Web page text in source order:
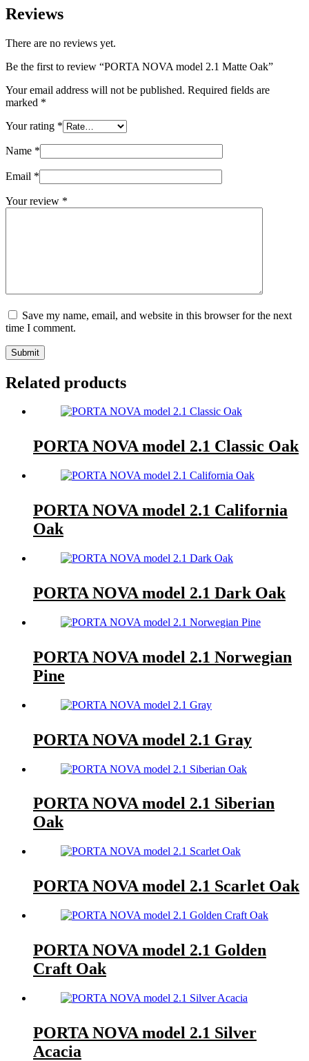
Reviews
There are no reviews yet.
Be the first to review “PORTA NOVA model 2.1 Matte Oak”
Your email address will not be published. Required fields are
marked *
Your rating *
Name *
Email *
Your review *
Save my name, email, and website in this browser for the next
time I comment.
Submit
Related products
PORTA NOVA model 2.1 Classic Oak
PORTA NOVA model 2.1 California
Oak
PORTA NOVA model 2.1 Dark Oak
PORTA NOVA model 2.1 Norwegian
Pine
PORTA NOVA model 2.1 Gray
PORTA NOVA model 2.1 Siberian
Oak
PORTA NOVA model 2.1 Scarlet Oak
PORTA NOVA model 2.1 Golden
Craft Oak
PORTA NOVA model 2.1 Silver
Acacia